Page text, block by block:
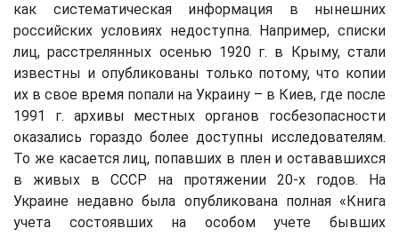
как систематическая информация в нынешних
российских условиях недоступна. Например, списки
лиц, расстрелянных осенью 1920 г. в Крыму, стали
известны и опубликованы только потому, что копии
их в свое время попали на Украину – в Киев, где после
1991 г. архивы местных органов госбезопасности
оказались гораздо более доступны исследователям.
То же касается лиц, попавших в плен и остававшихся
в живых в СССР на протяжении 20-х годов. На
Украине недавно была опубликована полная «Книга
учета состоявших на особом учете бывших